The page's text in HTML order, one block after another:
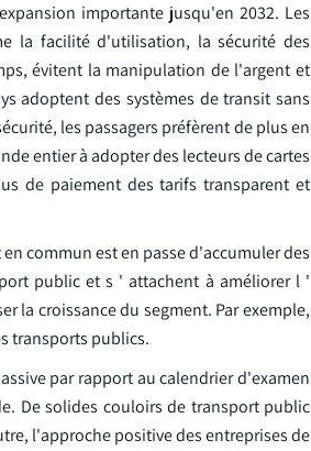
importante jusqu'en 2032. Les
la facilité d'utilisation, la sécurité des
évitent la manipulation de l'argent et
adoptent des systèmes de transit sans
les passagers préfèrent de plus en
entier à adopter des lecteurs de cartes
de paiement des tarifs transparent et
commun est en passe d'accumuler des
public et s ' attachent à améliorer l '
la croissance du segment. Par exemple,
transports publics.
par rapport au calendrier d'examen
De solides couloirs de transport public
l'approche positive des entreprises de